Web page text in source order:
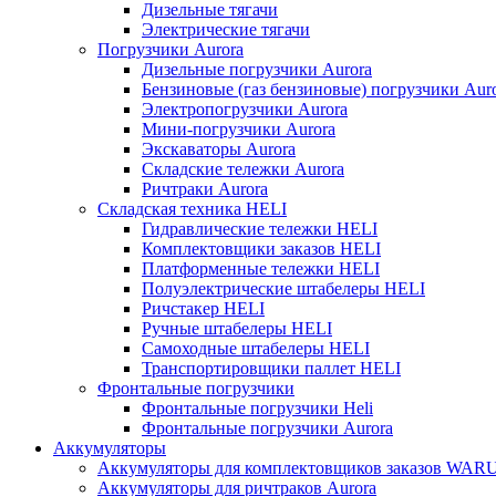
Дизельные тягачи
Электрические тягачи
Погрузчики Aurora
Дизельные погрузчики Aurora
Бензиновые (газ бензиновые) погрузчики
Электропогрузчики Aurora
Мини-погрузчики Aurora
Экскаваторы Aurora
Складские тележки Aurora
Ричтраки Aurora
Складская техника HELI
Гидравлические тележки HELI
Комплектовщики заказов HELI
Платформенные тележки HELI
Полуэлектрические штабелеры HELI
Ричстакер HELI
Ручные штабелеры HELI
Самоходные штабелеры HELI
Транспортировщики паллет HELI
Фронтальные погрузчики
Фронтальные погрузчики Heli
Фронтальные погрузчики Aurora
Аккумуляторы
Аккумуляторы для комплектовщиков заказов
Аккумуляторы для ричтраков Aurora